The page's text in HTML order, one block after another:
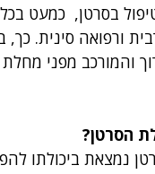
בסרטן,  כמעט
ורפואה סינית. כך,
והמורכב מפני
הסרטן?
נמצאת ביכולתו